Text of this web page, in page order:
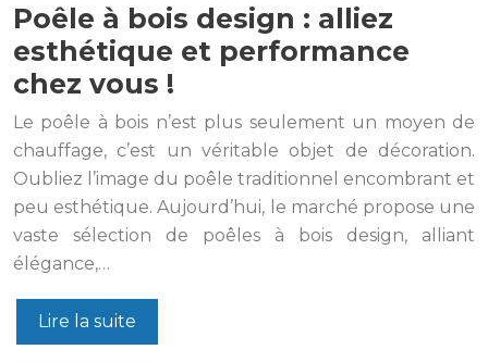
Poêle à bois design : alliez
esthétique et performance
chez vous !
Le poêle à bois n’est plus seulement un moyen de
chauffage, c’est un véritable objet de décoration.
Oubliez l’image du poêle traditionnel encombrant et
peu esthétique. Aujourd’hui, le marché propose une
vaste sélection de poêles à bois design, alliant
élégance,…
Lire la suite